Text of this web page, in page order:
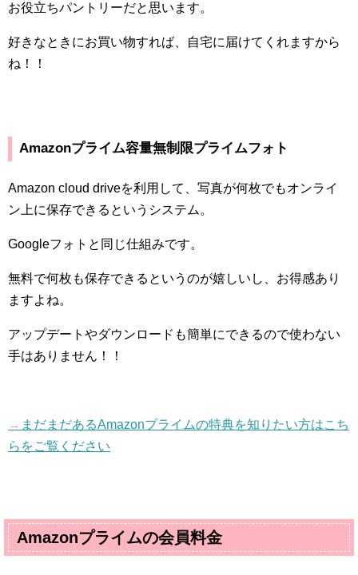
お役立ちパントリーだと思います。
好きなときにお買い物すれば、自宅に届けてくれますから
ね！！
Amazonプライム容量無制限プライムフォト
Amazon cloud driveを利用して、写真が何枚でもオンライ
ン上に保存できるというシステム。
Googleフォトと同じ仕組みです。
無料で何枚も保存できるというのが嬉しいし、お得感あり
ますよね。
アップデートやダウンロードも簡単にできるので使わない
手はありません！！
→ まだまだあるAmazonプライムの特典を知りたい方はこち
らをご覧ください
Amazonプライムの会員料金